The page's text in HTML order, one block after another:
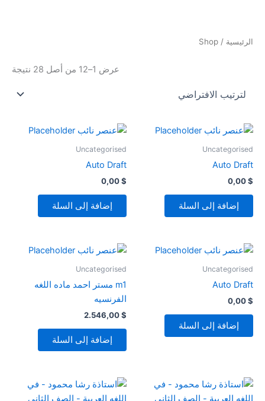
الرئيسية / Shop
عرض 1–12 من أصل 28 نتيجة
Uncategorised
Auto Draft
0,00$
إضافة إلى السلة
Uncategorised
Auto Draft
0,00$
إضافة إلى السلة
Uncategorised
Auto Draft
0,00$
إضافة إلى السلة
Uncategorised
m1 مستر احمد ماده اللغه
الفرنسيه
2.546,00$
إضافة إلى السلة